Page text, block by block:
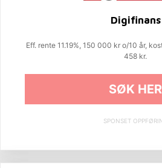
Digifinans
Eff. rente 11.19%, 150 000 kr o/10 år,
458 kr.
SØK HER
SPONSET